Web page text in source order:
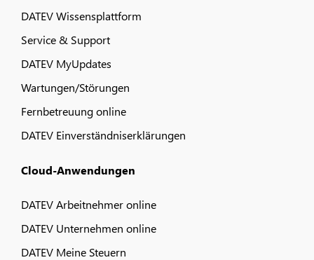
DATEV Wissensplattform
Service & Support
DATEV MyUpdates
Wartungen/Störungen
Fernbetreuung online
DATEV Einverständniserklärungen
Cloud-Anwendungen
DATEV Arbeitnehmer online
DATEV Unternehmen online
DATEV Meine Steuern